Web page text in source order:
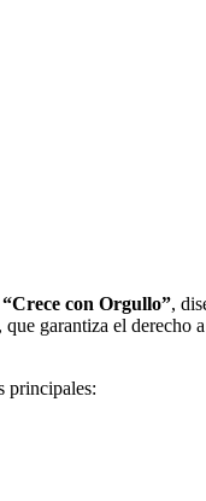
con Orgullo”,
, que garantiza el derecho
principales: